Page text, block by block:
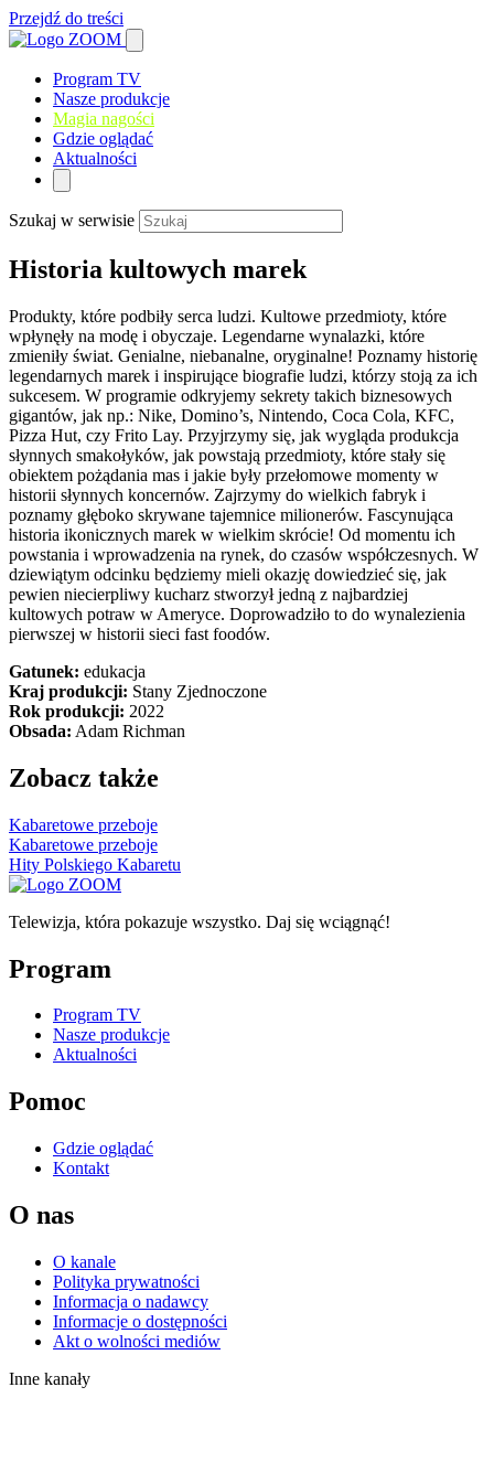
Przejdź do treści
Program TV
Nasze produkcje
Magia nagości
Gdzie oglądać
Aktualności
Szukaj w serwisie
Historia kultowych marek
Produkty, które podbiły serca ludzi. Kultowe przedmioty, które
wpłynęły na modę i obyczaje. Legendarne wynalazki, które
zmieniły świat. Genialne, niebanalne, oryginalne! Poznamy historię
legendarnych marek i inspirujące biografie ludzi, którzy stoją za ich
sukcesem. W programie odkryjemy sekrety takich biznesowych
gigantów, jak np.: Nike, Domino’s, Nintendo, Coca Cola, KFC,
Pizza Hut, czy Frito Lay. Przyjrzymy się, jak wygląda produkcja
słynnych smakołyków, jak powstają przedmioty, które stały się
obiektem pożądania mas i jakie były przełomowe momenty w
historii słynnych koncernów. Zajrzymy do wielkich fabryk i
poznamy głęboko skrywane tajemnice milionerów. Fascynująca
historia ikonicznych marek w wielkim skrócie! Od momentu ich
powstania i wprowadzenia na rynek, do czasów współczesnych. W
dziewiątym odcinku będziemy mieli okazję dowiedzieć się, jak
pewien niecierpliwy kucharz stworzył jedną z najbardziej
kultowych potraw w Ameryce. Doprowadziło to do wynalezienia
pierwszej w historii sieci fast foodów.
Gatunek: edukacja
Kraj produkcji: Stany Zjednoczone
Rok produkcji: 2022
Obsada: Adam Richman
Zobacz także
Kabaretowe przeboje
Kabaretowe przeboje
Hity Polskiego Kabaretu
Telewizja, która pokazuje wszystko. Daj się wciągnąć!
Program
Program TV
Nasze produkcje
Aktualności
Pomoc
Gdzie oglądać
Kontakt
O nas
O kanale
Polityka prywatności
Informacja o nadawcy
Informacje o dostępności
Akt o wolności mediów
Inne kanały